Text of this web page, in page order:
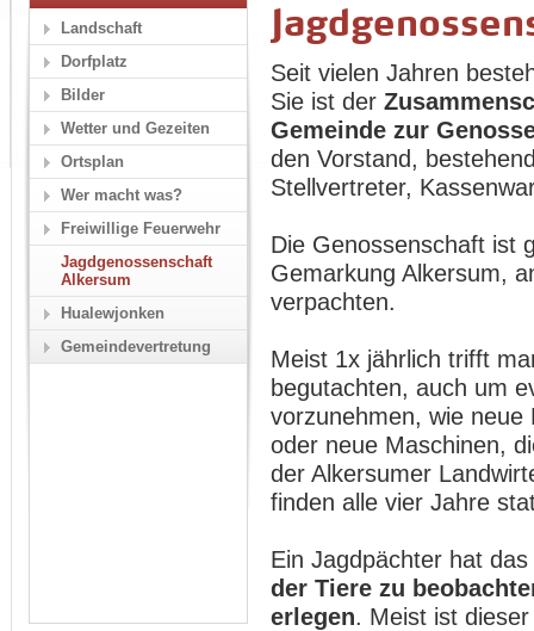
Seit vielen Jahren
Sie ist der
Gemeinde zur
den Vorstand,
Stellvertreter,
Die Genossenschaft ist
Gemarkung Alkersum,
verpachten.
Meist 1x jährlich trifft
begutachten, auch um
vorzunehmen, wie
oder neue Maschinen,
der Alkersumer
finden alle vier Jahre
Ein Jagdpächter hat
der Tiere zu
erlegen. Meist ist
Landschaft
Dorfplatz
Bilder
Wetter und Gezeiten
Ortsplan
Wer macht was?
Freiwillige Feuerwehr
Jagdgenossenschaft
Alkersum
Hualewjonken
Gemeindevertretung